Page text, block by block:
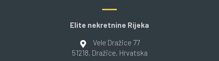
Elite nekretnine Rijeka
Vele Dražice 77
51218, Dražice, Hrvatska